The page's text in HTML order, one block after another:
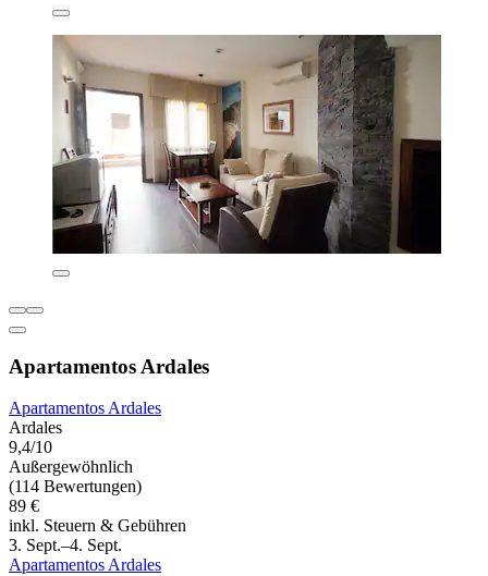
Apartamentos Ardales
Apartamentos Ardales
Ardales
9,4/10
Außergewöhnlich
(114 Bewertungen)
89 €
inkl. Steuern & Gebühren
3. Sept.–4. Sept.
Apartamentos Ardales